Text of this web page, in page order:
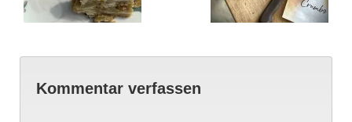
Kommentar verfassen